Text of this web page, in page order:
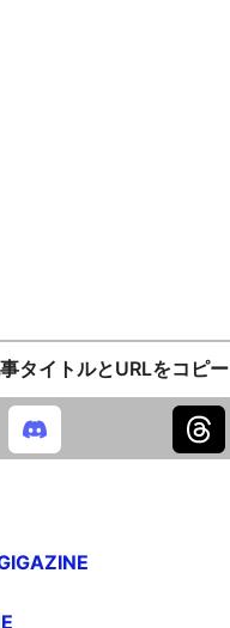
タイトルとURLをコピー